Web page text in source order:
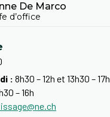
De Marco
d’office
: 8h30 – 12h et 13h30 – 17h
– 16h